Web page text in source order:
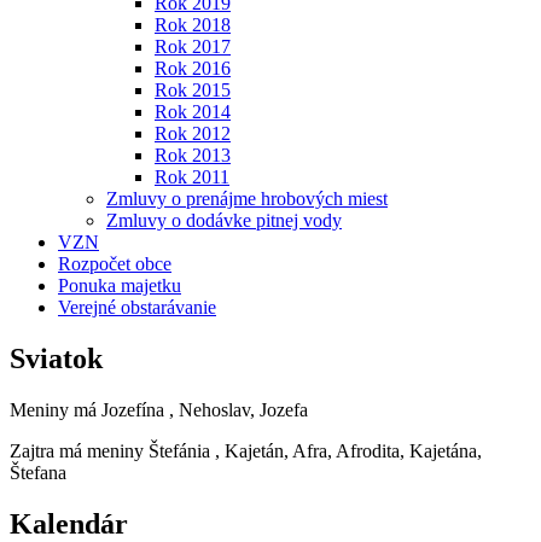
Rok 2018
Rok 2017
Rok 2016
Rok 2015
Rok 2014
Rok 2012
Rok 2013
Rok 2011
Zmluvy o prenájme hrobových miest
Zmluvy o dodávke pitnej vody
VZN
Rozpočet obce
Ponuka majetku
Verejné obstarávanie
Sviatok
Meniny má Jozefína , Nehoslav, Jozefa
Zajtra má meniny Štefánia , Kajetán, Afra, Afrodita, Kajetána,
Štefana
Kalendár